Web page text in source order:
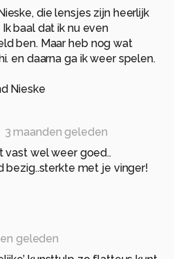
die lensjes zijn heerlijk
baal dat ik nu even
ben. Maar heb nog wat
en daarna ga ik weer spelen.
Nieske
3 maanden geleden
vast wel weer goed..
bezig..sterkte met je vinger!
geleden